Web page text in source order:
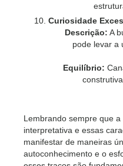
Curiosidade
Descrição: A
pode levar a
Equilíbrio:
Lembrando sempre que
interpretativa e essas
manifestar de maneiras
autoconhecimento e o